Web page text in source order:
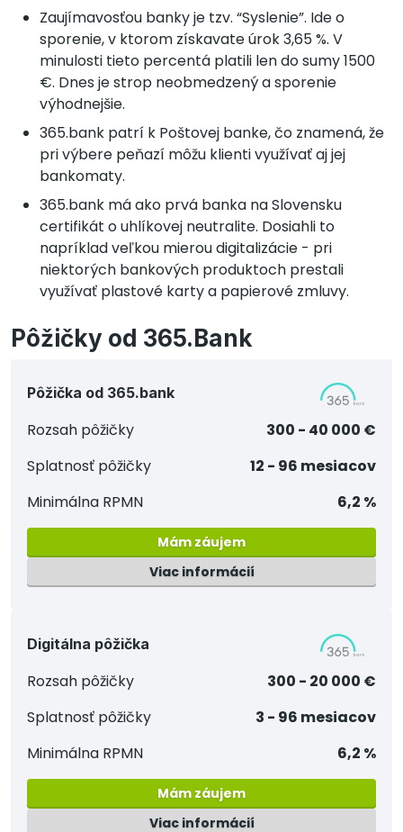
Zaujímavosťou banky je tzv. “Syslenie”. Ide o
sporenie, v ktorom získavate úrok 3,65 %. V
minulosti tieto percentá platili len do sumy 1500
€. Dnes je strop neobmedzený a sporenie
výhodnejšie.
365.bank patrí k Poštovej banke, čo znamená, že
pri výbere peňazí môžu klienti využívať aj jej
bankomaty.
365.bank má ako prvá banka na Slovensku
certifikát o uhlíkovej neutralite. Dosiahli to
napríklad veľkou mierou digitalizácie - pri
niektorých bankových produktoch prestali
využívať plastové karty a papierové zmluvy.
Pôžičky od 365.Bank
Pôžička od 365.bank
Rozsah pôžičky
300 - 40 000 €
Splatnosť pôžičky
12 - 96 mesiacov
Minimálna RPMN
6,2 %
Mám záujem
Viac informácií
Digitálna pôžička
Rozsah pôžičky
300 - 20 000 €
Splatnosť pôžičky
3 - 96 mesiacov
Minimálna RPMN
6,2 %
Mám záujem
Viac informácií